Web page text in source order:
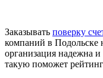
Заказывать поверку
компаний в Подольске
организация надежна
такую поможет